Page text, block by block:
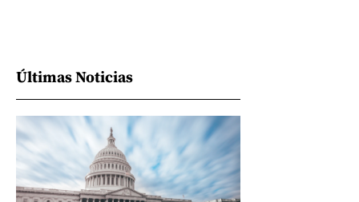
Últimas Noticias